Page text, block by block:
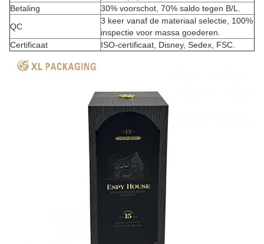
Betaling
30% voorschot, 70% saldo tegen B/L.
QC
3 keer vanaf de materiaal selectie, 100%
inspectie voor massa goederen.
Certificaat
ISO-certificaat, Disney, Sedex, FSC.